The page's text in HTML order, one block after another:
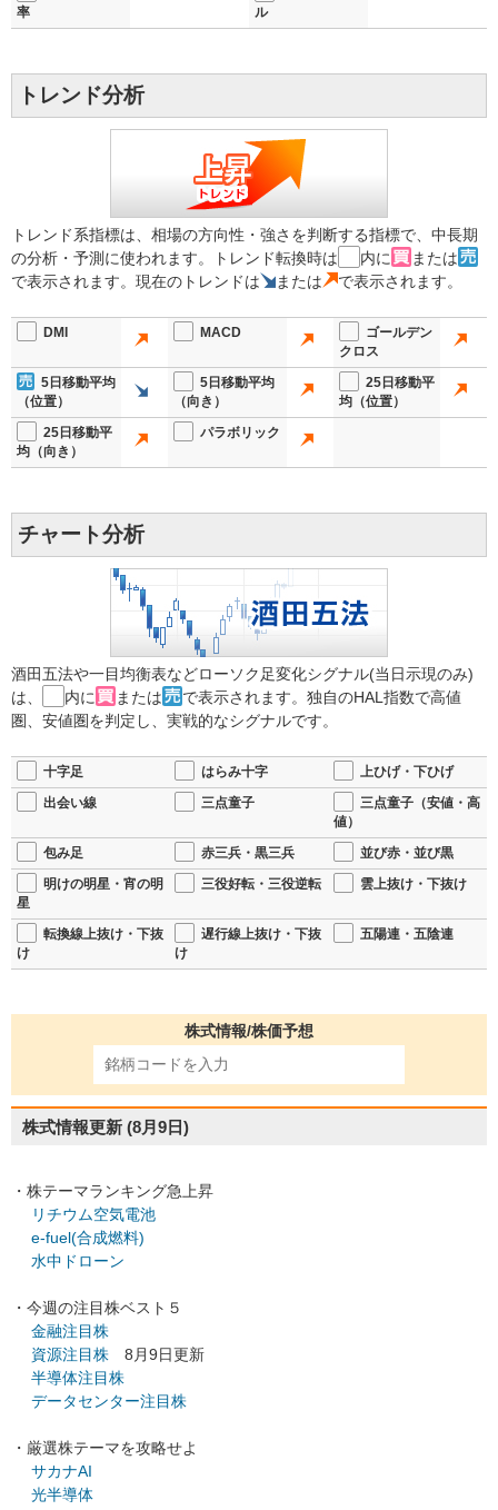
率
ル
トレンド分析
トレンド系指標は、相場の方向性・強さを判断する指標で、中長期
の分析・予測に使われます。トレンド転換時は
内に
または
で表示されます。現在のトレンドは
または で表示されます。
DMI MACD
ゴールデン
クロス
5日移動平均
（位置）
5日移動平均
（向き）
25日移動平
均（位置）
25日移動平
均（向き）
パラボリック
チャート分析
酒田五法や一目均衡表などローソク足変化シグナル(当日示現のみ)
は、
内に または
で表示されます。独自のHAL指数で高値
圏、安値圏を判定し、実戦的なシグナルです。
十字足 はらみ十字
上ひげ・下ひげ
出会い線
三点童子
三点童子（安値・高
値）
包み足
赤三兵・黒三兵
並び赤・並び黒
明けの明星・宵の明
星
三役好転・三役逆転 雲上抜け・下抜け
転換線上抜け・下抜
け
遅行線上抜け・下抜
け
五陽連・五陰連
株式情報/株価予想
株式情報更新 (8月9日)
・株テーマランキング急上昇
リチウム空気電池
e-fuel(合成燃料)
水中ドローン
・今週の注目株ベスト５
金融注目株
資源注目株 8月9日更新
半導体注目株
データセンター注目株
・厳選株テーマを攻略せよ
サカナAI
光半導体